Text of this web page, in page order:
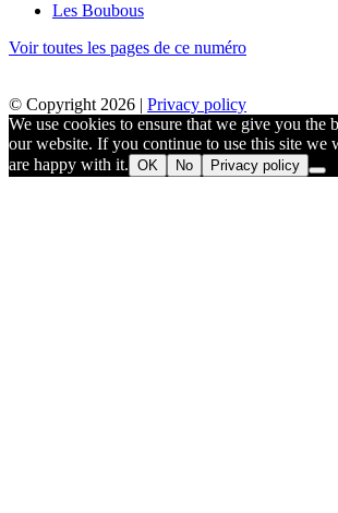
Les Boubous
Voir toutes les pages de ce numéro
© Copyright 2026 | Privacy policy
We use cookies to ensure that we give you the
our website. If you continue to use this site we
are happy with it. OK No Privacy policy